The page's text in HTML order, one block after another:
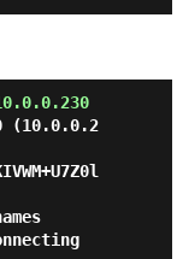
(10.0.0.2